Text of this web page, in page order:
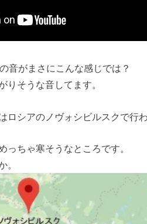
音がまさにこんな感じでは？
りそうな音してます。
ロシアのノヴォシビルスクで行
っちゃ寒そうなところです。
。